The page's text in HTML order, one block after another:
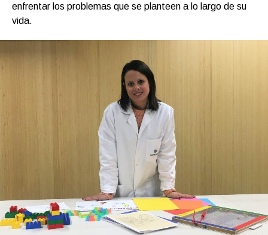
enfrentar los problemas que se planteen a lo largo de su
vida.